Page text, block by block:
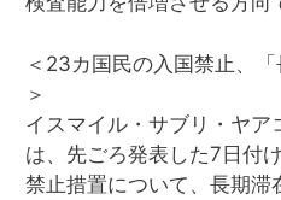
＜23カ国民の入国禁止、「
＞
イスマイル・サブリ・ヤア
は、先ごろ発表した7日付
禁止措置について、長期滞